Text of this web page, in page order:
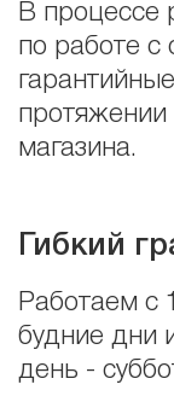
В процессе
по работе
протяжении
магазина.
Гибкий
Работаем с
будние дни
день -